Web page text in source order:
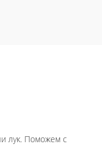
лук. Поможем с